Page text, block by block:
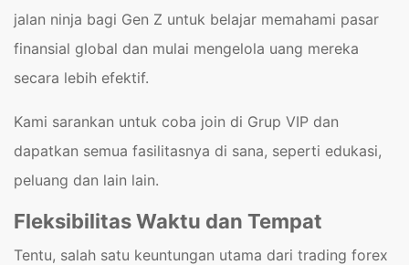
jalan ninja bagi Gen Z untuk belajar memahami pasar
finansial global dan mulai mengelola uang mereka
secara lebih efektif.
Kami sarankan untuk coba join di Grup VIP dan
dapatkan semua fasilitasnya di sana, seperti edukasi,
peluang dan lain lain.
Fleksibilitas Waktu dan Tempat
Tentu, salah satu keuntungan utama dari trading forex